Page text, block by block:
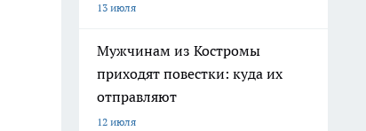
13 июля
Мужчинам из Костромы
приходят повестки: куда их
отправляют
12 июля